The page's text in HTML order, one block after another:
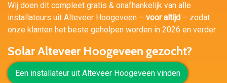
Wij doen dit compleet gratis & onafhankelijk van alle
installateurs uit Alteveer Hoogeveen – voor altijd – zodat
onze klanten het beste geholpen worden in 2026 en verder.
Solar Alteveer Hoogeveen gezocht?
Een installateur uit Alteveer Hoogeveen vinden